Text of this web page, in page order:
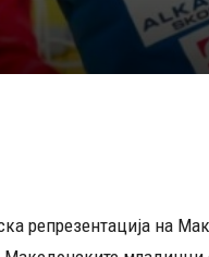
репрезентација на